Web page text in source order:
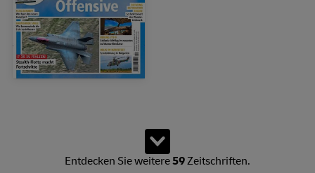
Zeige 15 von insgesamt 74 Produkten. Es sind weitere
Weitere Zeitschriften
Entdecken Sie weitere59Zeitschriften.